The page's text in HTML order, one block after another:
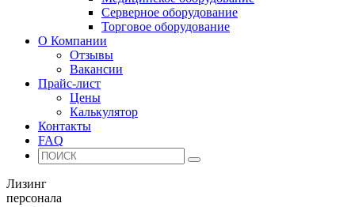
Серверное оборудование
Торговое оборудование
О Компании
Отзывы
Вакансии
Прайс-лист
Цены
Калькулятор
Контакты
FAQ
Лизинг
персонала